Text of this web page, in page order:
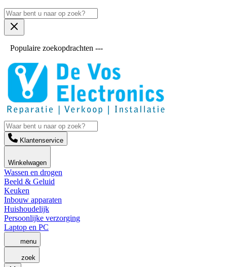
Populaire zoekopdrachten ---
Klantenservice
Winkelwagen
Wassen en drogen
Beeld & Geluid
Keuken
Inbouw apparaten
Huishoudelijk
Persoonlijke verzorging
Laptop en PC
menu
zoek